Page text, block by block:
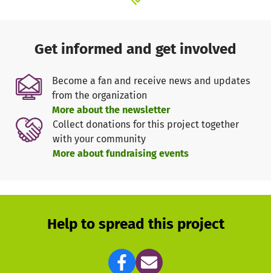
Get informed and get involved
Become a fan and receive news and updates
from the organization
More about the newsletter
Collect donations for this project together
with your community
More about fundraising events
Help to spread this project